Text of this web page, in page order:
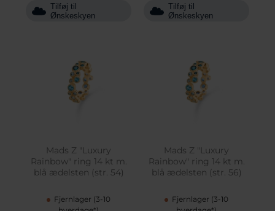
Tilføj til
Ønskeskyen
Tilføj til
Ønskeskyen
Mads Z "Luxury
Rainbow" ring 14 kt m.
blå ædelsten (str. 54)
Fjernlager (3-10
Mads Z "Luxury
Rainbow" ring 14 kt m.
blå ædelsten (str. 56)
Fjernlager (3-10